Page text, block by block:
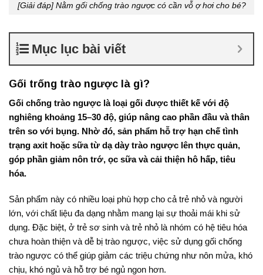
[Giải đáp] Nằm gối chống trào ngược có cần vỗ ợ hơi cho bé?
Mục lục bài viết
Gối trống trào ngược là gì?
Gối chống trào ngược là loại gối được thiết kế với độ
nghiêng khoảng 15–30 độ, giúp nâng cao phần đầu và thân
trên so với bụng. Nhờ đó, sản phẩm hỗ trợ hạn chế tình
trạng axit hoặc sữa từ dạ dày trào ngược lên thực quản,
góp phần giảm nôn trớ, ọc sữa và cải thiện hô hấp, tiêu
hóa.
Sản phẩm này có nhiều loại phù hợp cho cả trẻ nhỏ và người
lớn, với chất liệu đa dạng nhằm mang lại sự thoải mái khi sử
dụng. Đặc biệt, ở trẻ sơ sinh và trẻ nhỏ là nhóm có hệ tiêu hóa
chưa hoàn thiện và dễ bị trào ngược, việc sử dụng gối chống
trào ngược có thể giúp giảm các triệu chứng như nôn mửa, khó
chịu, khó ngủ và hỗ trợ bé ngủ ngon hơn.